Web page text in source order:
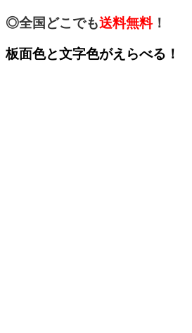
◎全国どこでも送料無料！
板面色と文字色がえらべる！